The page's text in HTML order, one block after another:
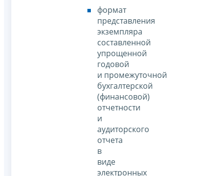
формат
представления
экземпляра
составленной
упрощенной
годовой
и промежуточной
бухгалтерской
(финансовой)
отчетности
и
аудиторского
отчета
в
виде
электронных